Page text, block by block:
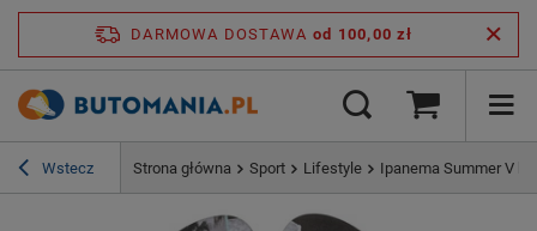
DARMOWA DOSTAWA od 100,00 zł
Wstecz Strona główna Sport Lifestyle Ipanema Summer V